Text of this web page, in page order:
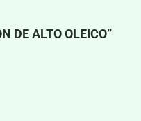
DE ALTO OLEICO”